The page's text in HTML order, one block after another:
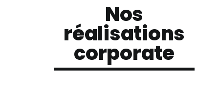
Nos
réalisations
corporate